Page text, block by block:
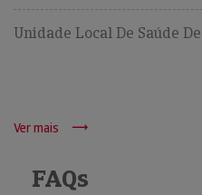
Unidade Local De Saúde
Ver mais
FAQs